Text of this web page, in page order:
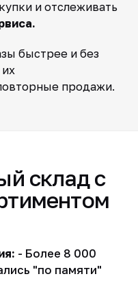
и отслеживать
быстрее и без
продажи.
склад с
- Более 8 000
"по памяти"